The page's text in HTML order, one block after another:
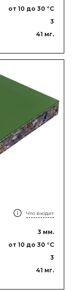
от 10 до 30 °C
3
41 мг.
Что входит
3 мм.
от 10 до 30 °C
3
41 мг.